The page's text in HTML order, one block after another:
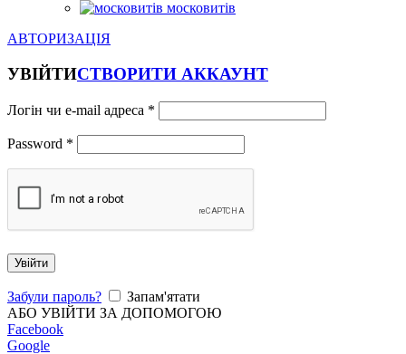
московитів
АВТОРИЗАЦІЯ
УВІЙТИСТВОРИТИ АККАУНТ
Логін чи e-mail адреса *
Password *
Увійти
Забули пароль?
Запам'ятати
АБО УВІЙТИ ЗА ДОПОМОГОЮ
Facebook
Google